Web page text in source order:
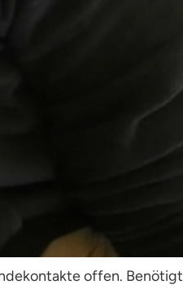
offen. Benötigt